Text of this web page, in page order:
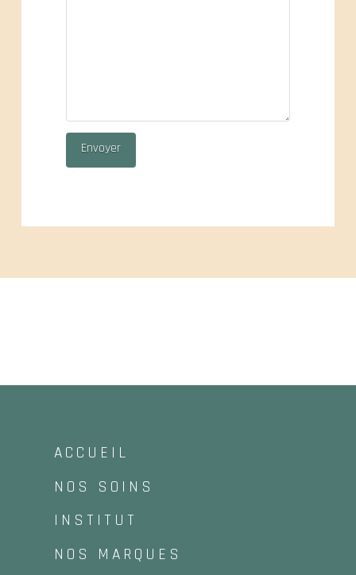
ACCUEIL
NOS SOINS
INSTITUT
NOS MARQUES